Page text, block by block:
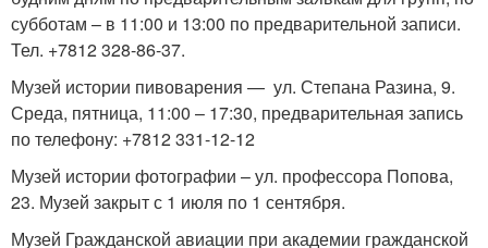
субботам – в 11:00 и 13:00 по предварительной записи.
Тел. +7812 328-86-37.
Музей истории пивоварения — ул. Степана Разина, 9.
Среда, пятница, 11:00 – 17:30, предварительная запись
по телефону: +7812 331-12-12
Музей истории фотографии – ул. профессора Попова,
23. Музей закрыт с 1 июля по 1 сентября.
Музей Гражданской авиации при академии гражданской